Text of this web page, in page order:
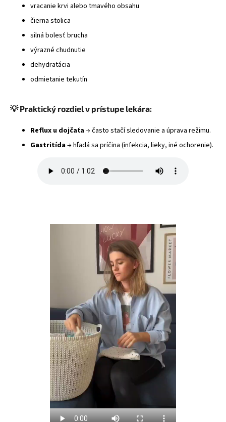
vracanie krvi alebo tmavého obsahu
čierna stolica
silná bolesť brucha
výrazné chudnutie
dehydratácia
odmietanie tekutín
💡 Praktický rozdiel v prístupe lekára:
Reflux u dojčaťa→ často stačí sledovanie a úprava režimu.
Gastritída→ hľadá sa príčina (infekcia, lieky, iné ochorenie).